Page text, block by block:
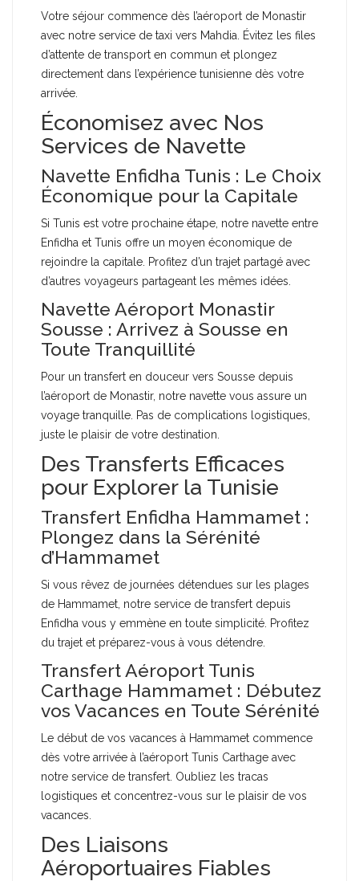
Votre séjour commence dès l’aéroport de Monastir
avec notre service de taxi vers Mahdia. Évitez les files
d’attente de transport en commun et plongez
directement dans l’expérience tunisienne dès votre
arrivée.
Économisez avec Nos
Services de Navette
Navette Enfidha Tunis : Le Choix
Économique pour la Capitale
Si Tunis est votre prochaine étape, notre navette entre
Enfidha et Tunis offre un moyen économique de
rejoindre la capitale. Profitez d’un trajet partagé avec
d’autres voyageurs partageant les mêmes idées.
Navette Aéroport Monastir
Sousse : Arrivez à Sousse en
Toute Tranquillité
Pour un transfert en douceur vers Sousse depuis
l’aéroport de Monastir, notre navette vous assure un
voyage tranquille. Pas de complications logistiques,
juste le plaisir de votre destination.
Des Transferts Efficaces
pour Explorer la Tunisie
Transfert Enfidha Hammamet :
Plongez dans la Sérénité
d’Hammamet
Si vous rêvez de journées détendues sur les plages
de Hammamet, notre service de transfert depuis
Enfidha vous y emmène en toute simplicité. Profitez
du trajet et préparez-vous à vous détendre.
Transfert Aéroport Tunis
Carthage Hammamet : Débutez
vos Vacances en Toute Sérénité
Le début de vos vacances à Hammamet commence
dès votre arrivée à l’aéroport Tunis Carthage avec
notre service de transfert. Oubliez les tracas
logistiques et concentrez-vous sur le plaisir de vos
vacances.
Des Liaisons
Aéroportuaires Fiables